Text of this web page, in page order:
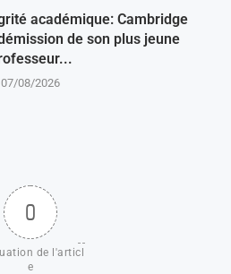
académique: Cambridge
de son plus jeune
07/08/2026
0
de l'articl
e